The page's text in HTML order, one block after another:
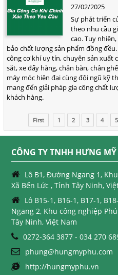
27/02/2025
Sự phát triển
theo nhu cầu
cao. Tuy
bảo chất lượng sản phẩm đồng
công cơ khí uy tín, chuyên sản xuất
sắt, xe đẩy hàng, chân bàn, chân
máy móc hiện đại cùng đội ngũ kỹ
mang đến giải pháp gia công chất
khách hàng.
First 1 2 3 4 5
CÔNG TY TNHH HƯNG MỸ
Lô B1, Đường Ngang 1,
Xã Bến Lức , Tỉnh Tây Ninh,
Lô B15-1, B16-1, B17-1,
Ngang 2, Khu công nghiệp
Tây Ninh, Việt Nam
0272-364 3877 - 034 270
phung@hungmyphu.com
http://hungmyphu.vn